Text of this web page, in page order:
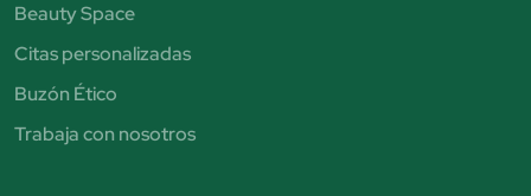
Beauty Space
Citas personalizadas
Buzón Ético
Trabaja con nosotros